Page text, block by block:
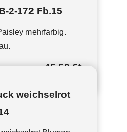
2-172 Fb.15
mehrfarbig.
45,50 €*
weichselrot